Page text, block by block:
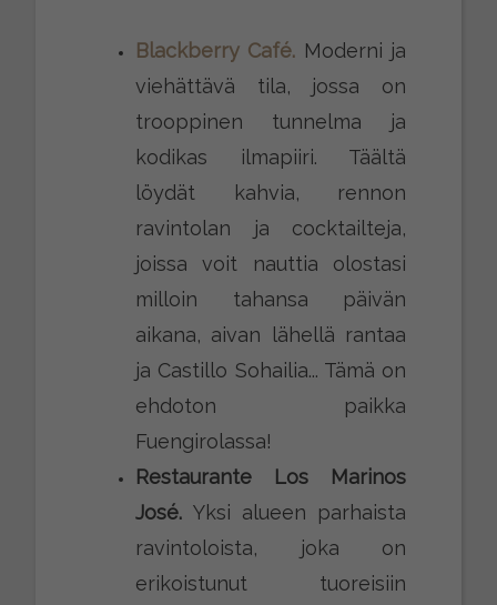
Blackberry Café. Moderni ja
viehättävä tila, jossa on
trooppinen tunnelma ja
kodikas ilmapiiri. Täältä
löydät kahvia, rennon
ravintolan ja cocktailteja,
joissa voit nauttia olostasi
milloin tahansa päivän
aikana, aivan lähellä rantaa
ja Castillo Sohailia... Tämä on
ehdoton paikka
Fuengirolassa!
Restaurante Los Marinos
José. Yksi alueen parhaista
ravintoloista, joka on
erikoistunut tuoreisiin